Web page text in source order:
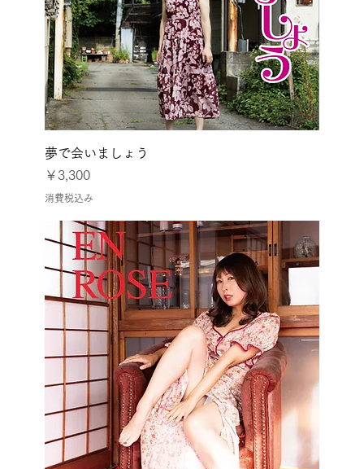
夢で会いましょう
価格
￥3,300
消費税込み